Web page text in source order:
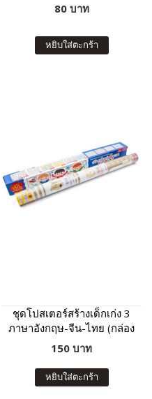
80 บาท
หยิบใส่ตะกร้า
ชุดโปสเตอร์สร้างเด็กเก่ง 3
ภาษาอังกฤษ-จีน-ไทย (กล่อง
น้ำเงิน)
150 บาท
หยิบใส่ตะกร้า